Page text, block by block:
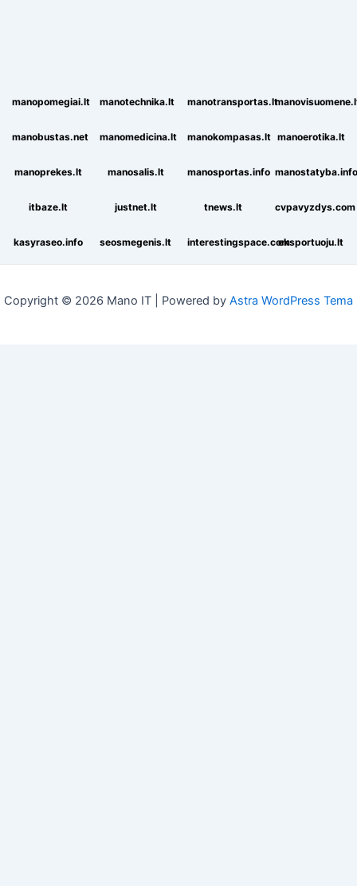
manopomegiai.lt manotechnika.lt manotransportas.lt
manobustas.net manomedicina.lt manokompasas.lt manoerotika.lt
manoprekes.lt manosalis.lt manosportas.info manostatyba.info
itbaze.lt justnet.lt tnews.lt cvpavyzdys.com
kasyraseo.info seosmegenis.lt interestingspace.comeksportuoju.lt
Copyright © 2026 Mano IT | Powered by Astra WordPress Tema